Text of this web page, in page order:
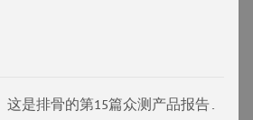
是排骨的第15篇众测产品报告.